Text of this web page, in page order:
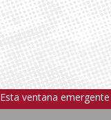
Esta ventana